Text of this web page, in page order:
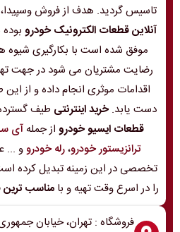
تاسیس گردید. هدف از فروش
آنلاین قطعات الکترونیک خودرو
موفق شده است با بکارگیری شیوه
رضایت مشتریان می شود در جهت تهیه
اقدامات موثری انجام داده و از این
دست یابد.خرید اینترنتی طیف
قطعات ایسیو خودرو از جملهآی
ترانزیستور خودرو،رله خودروو ...
تخصصی در این زمینه تبدیل کرده
را در اسرع وقت تهیه و با مناسب
فروشگاه : تهران، خیابان